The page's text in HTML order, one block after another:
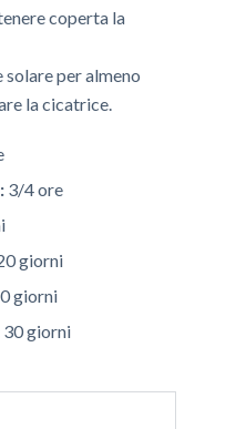
coperta la
per almeno
la cicatrice.
3/4 ore
giorni
giorni
30 giorni